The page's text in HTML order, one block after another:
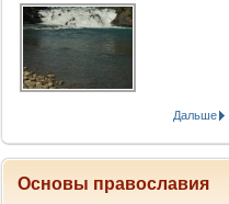
Дальше
Основы православия